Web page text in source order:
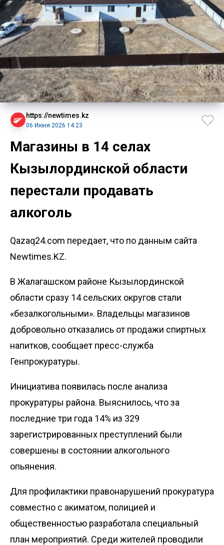
https://newtimes.kz
06 Июня 2026 14:23
Магазины в 14 селах
Кызылординской области
перестали продавать
алкоголь
Qazaq24.com передает, что по данным сайта
Newtimes.KZ.
В Жалагашском районе Кызылординской
области сразу 14 сельских округов стали
«безалкогольными». Владельцы магазинов
добровольно отказались от продажи спиртных
напитков, сообщает пресс-служба
Генпрокуратуры.
Инициатива появилась после анализа
прокуратуры района. Выяснилось, что за
последние три года 14% из 329
зарегистрированных преступлений были
совершены в состоянии алкогольного
опьянения.
Для профилактики правонарушений прокуратура
совместно с акиматом, полицией и
общественностью разработала специальный
план мероприятий. Среди жителей проводили